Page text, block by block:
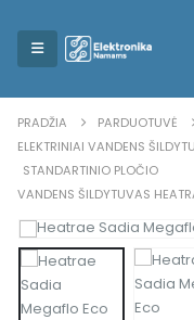
PRADŽIA
PARDUOTUVĖ
ELEKTRINIAI VANDENS
STANDARTINIO PLOČIO
VANDENS ŠILDYTUVAS